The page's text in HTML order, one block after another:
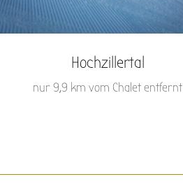
Hochzillertal
nur 9,9 km vom Chalet entfernt